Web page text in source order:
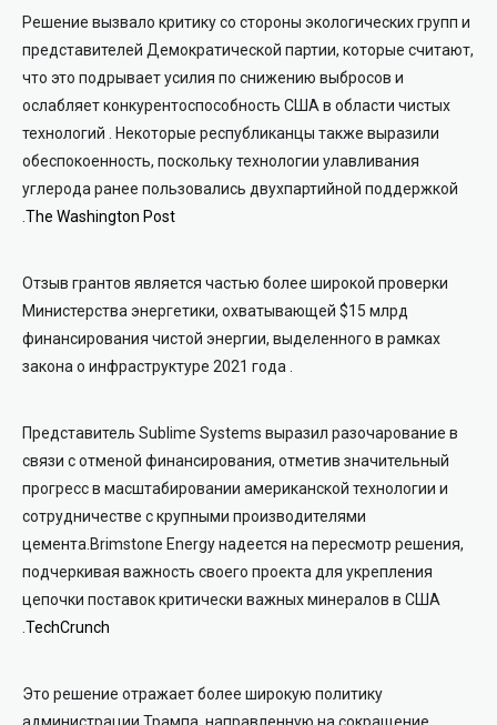
Решение вызвало критику со стороны экологических групп и
представителей Демократической партии, которые считают,
что это подрывает усилия по снижению выбросов и
ослабляет конкурентоспособность США в области чистых
технологий . Некоторые республиканцы также выразили
обеспокоенность, поскольку технологии улавливания
углерода ранее пользовались двухпартийной поддержкой
.The Washington Post
Отзыв грантов является частью более широкой проверки
Министерства энергетики, охватывающей $15 млрд
финансирования чистой энергии, выделенного в рамках
закона о инфраструктуре 2021 года.
Представитель Sublime Systems выразил разочарование в
связи с отменой финансирования, отметив значительный
прогресс в масштабировании американской технологии и
сотрудничестве с крупными производителями
цемента.Brimstone Energy надеется на пересмотр решения,
подчеркивая важность своего проекта для укрепления
цепочки поставок критически важных минералов в США
.TechCrunch
Это решение отражает более широкую политику